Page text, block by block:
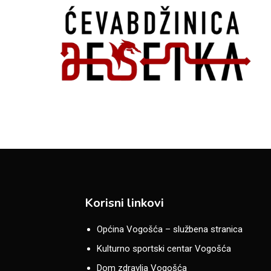
Korisni linkovi
Općina Vogošća – službena stranica
Kulturno sportski centar Vogošća
Dom zdravlja Vogošća